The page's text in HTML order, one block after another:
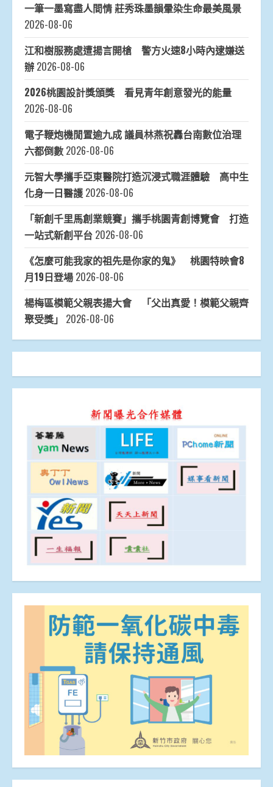
一筆一墨寫盡人間情 莊秀珠墨韻暈染生命最美風景
2026-08-06
江和樹服務處遭揚言開槍 警方火速8小時內逮嫌送
辦 2026-08-06
2026桃園設計獎頒獎 看見青年創意發光的能量
2026-08-06
電子鞭炮機閒置逾九成 議員林燕祝轟台南數位治理
六都倒數 2026-08-06
元智大學攜手亞東醫院打造沉浸式職涯體驗 高中生
化身一日醫護 2026-08-06
「新創千里馬創業競賽」攜手桃園青創博覽會 打造
一站式新創平台 2026-08-06
《怎麼可能我家的祖先是你家的鬼》 桃園特映會8
月19日登場 2026-08-06
楊梅區模範父親表揚大會 「父出真愛！模範父親齊
聚受獎」 2026-08-06